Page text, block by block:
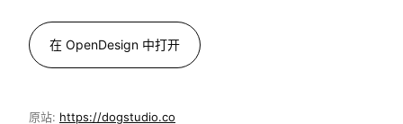
在 OpenDesign 中打开
原站: https://dogstudio.co